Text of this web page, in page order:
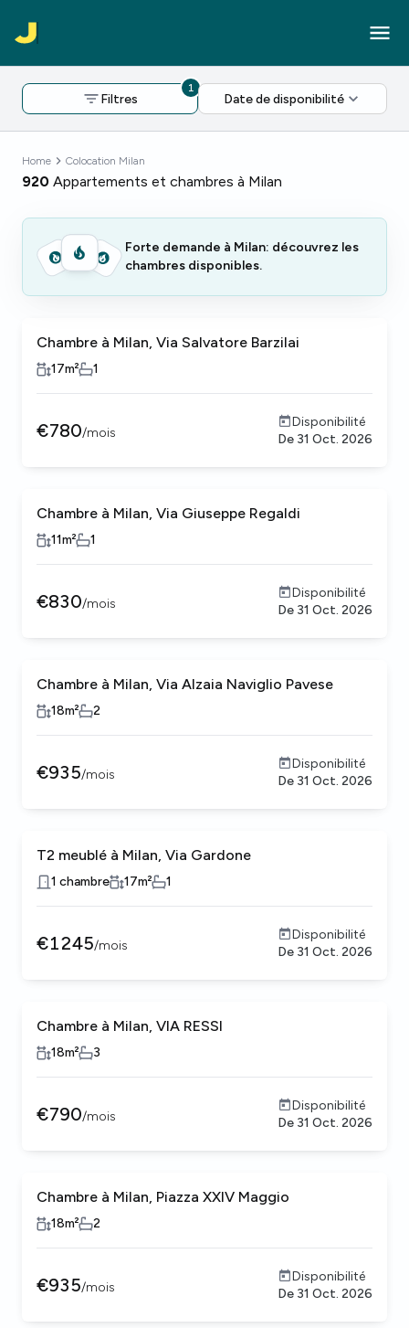
Filtres
1
Date de disponibilité
Home Colocation Milan
920 Appartements et chambres à Milan
Forte demande à Milan: découvrez les
chambres disponibles.
Chambre à Milan, Via Salvatore Barzilai
17m² 1
€780/mois
Disponibilité
De 31 Oct. 2026
Chambre à Milan, Via Giuseppe Regaldi
11m² 1
€830/mois
Disponibilité
De 31 Oct. 2026
Femmes seulement
Chambre à Milan, Via Alzaia Naviglio Pavese
18m² 2
€935/mois
Disponibilité
De 31 Oct. 2026
T2 meublé à Milan, Via Gardone
1 chambre 17m² 1
€1245/mois
Disponibilité
De 31 Oct. 2026
Chambre à Milan, VIA RESSI
18m² 3
€790/mois
Disponibilité
De 31 Oct. 2026
Chambre à Milan, Piazza XXIV Maggio
18m² 2
€935/mois
Disponibilité
De 31 Oct. 2026